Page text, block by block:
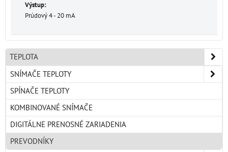
Výstup:
Prúdový 4 - 20 mA
TEPLOTA
SNÍMAČE TEPLOTY
SPÍNAČE TEPLOTY
KOMBINOVANÉ SNÍMAČE
DIGITÁLNE PRENOSNÉ ZARIADENIA
PREVODNÍKY